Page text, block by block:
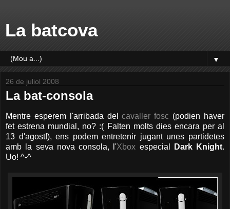
La batcova
▼
26 de juliol 2008
La bat-consola
Mentre esperem l'arribada delcavaller fosc (podien haver
fet estrena mundial, no? :( Falten molts dies encara per al
13 d'agost!), ens podem entretenir jugant unes partidetes
amb la seva nova consola, l'Xbox especial Dark Knight.
Uo! ^-^